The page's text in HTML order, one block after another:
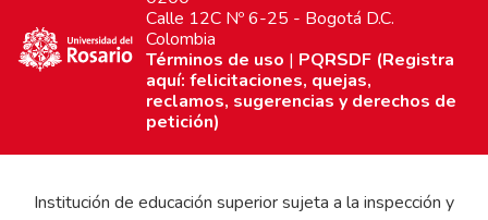
Calle 12C Nº 6-25 - Bogotá D.C.
Colombia
Términos de uso | PQRSDF (Registra
aquí: felicitaciones, quejas,
reclamos, sugerencias y derechos de
petición)
Institución de educación superior sujeta a la inspección y